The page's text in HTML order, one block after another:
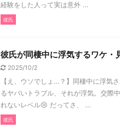
経験をした人って実は意外 ...
彼氏
彼氏が同棲中に浮気するワケ・
2025/10/2
【え、ウソでしょ…？】同棲中に浮気
るヤバいトラブル、それが浮気。交際
れないレベル😢 だってさ、 ...
彼氏